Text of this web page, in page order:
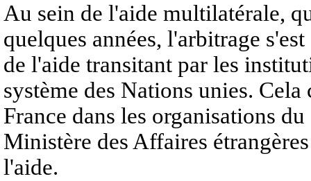
Au sein de l'aide multilatérale,
quelques années, l'arbitrage
de l'aide transitant par les
système des Nations unies.
France dans les organisations
Ministère des Affaires
l'aide.